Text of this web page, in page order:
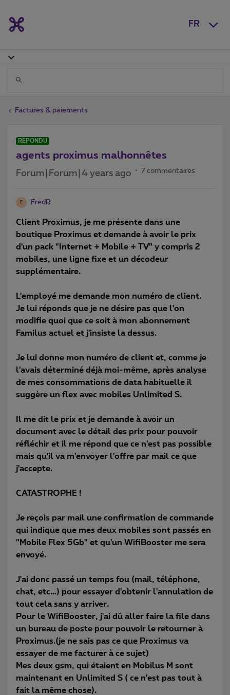
FR
Factures & paiements
RÉPONDU
agents proximus malhonnêtes
Forum|Forum|4 years ago 7 commentaires
F FredR
Client Proximus, je me présente dans une
boutique Proximus et demande à avoir le prix
d'un pack "Internet + Mobile + TV" y compris 2
mobiles, une ligne fixe et un décodeur
supplémentaire.
L'employé me demande mon numéro de client.
Je lui réponds que je ne désire pas que l'on
modifie quoi que ce soit à mon abonnement
Familus actuel et j'insiste la dessus.
Je lui donne mon numéro de client et, comme je
l'avais déterminé déjà moi-même, après analyse
de mes consommations de data habituelle il
suggère un flex avec mobiles Unlimited S.
Il me dit le prix et je demande à avoir un
document avec le détail des prix pour pouvoir
réfléchir et il me répond que ce n'est pas possible
mais qu'il va m'envoyer l'offre par mail ce que
j'accepte.
CATASTROPHE !
Je reçois par mail une confirmation de commande
qui indique que mes deux mobiles sont passés en
"Mobile Flex 5Gb" et qu'un WifiBooster me sera
envoyé.
J'ai donc passé un temps fou (mail, téléphone,
chat, etc…) pour essayer d'obtenir l'annulation de
tout cela sans y arriver.
Pour le WifiBooster, j'ai dû aller faire la file dans
un bureau de poste pour pouvoir le retourner à
Proximus.(je ne sais pas ce que Proximus va
essayer de me facturer à ce sujet)
Mes deux gsm, qui étaient en Mobilus M sont
maintenant en Unlimited S ( ce n'est pas tout à
fait la même chose).